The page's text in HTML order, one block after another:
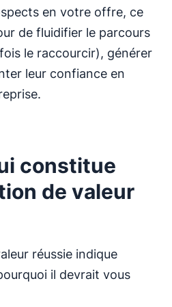
en votre offre, ce
de fluidifier le parcours
le raccourcir), générer
leur confiance en
constitue
de valeur
réussie indique
il devrait vous